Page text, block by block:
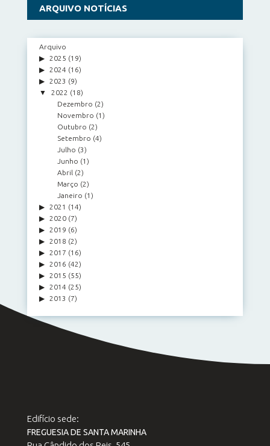
ARQUIVO NOTÍCIAS
Arquivo
2025 (19)
2024 (16)
2023 (9)
2022 (18)
Dezembro (2)
Novembro (1)
Outubro (2)
Setembro (4)
Julho (3)
Junho (1)
Abril (2)
Março (2)
Janeiro (1)
2021 (14)
2020(7)
2019 (6)
2018 (2)
2017 (16)
2016 (42)
2015 (55)
2014 (25)
2013 (7)
Edifício sede:
FREGUESIA DE SANTA MARINHA